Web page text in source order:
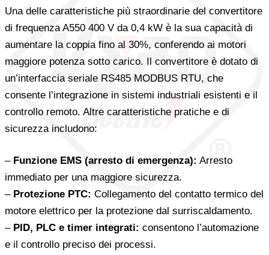
Una delle caratteristiche più straordinarie del convertitore
di frequenza A550 400 V da 0,4 kW è la sua capacità di
aumentare la coppia fino al 30%, conferendo ai motori
maggiore potenza sotto carico. Il convertitore è dotato di
un’interfaccia seriale RS485 MODBUS RTU, che
consente l’integrazione in sistemi industriali esistenti e il
controllo remoto. Altre caratteristiche pratiche e di
sicurezza includono:
– Funzione EMS (arresto di emergenza): Arresto
immediato per una maggiore sicurezza.
– Protezione PTC: Collegamento del contatto termico del
motore elettrico per la protezione dal surriscaldamento.
– PID, PLC e timer integrati: consentono l’automazione
e il controllo preciso dei processi.